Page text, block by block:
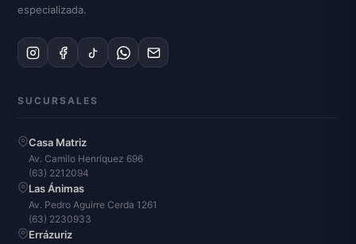
especializada.
SUCURSALES
Casa Matriz
Av. Camilo Henríquez 696
(63) 2212094
Las Ánimas
Av. Pedro Aguirre Cerda 1261
(63) 2230933
Errázuriz